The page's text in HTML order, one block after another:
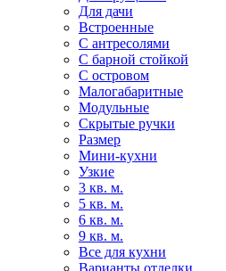
Для дачи
Встроенные
С антресолями
С барной стойкой
С островом
Малогабаритные
Модульные
Скрытые ручки
Размер
Мини-кухни
Узкие
3 кв. м.
5 кв. м.
6 кв. м.
9 кв. м.
Все для кухни
Варианты отделки